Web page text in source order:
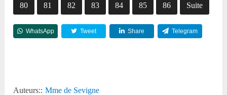
80 81 82 83 84 85 86 Suite
WhatsApp Tweet Share Telegram
Auteurs:: Mme de Sevigne